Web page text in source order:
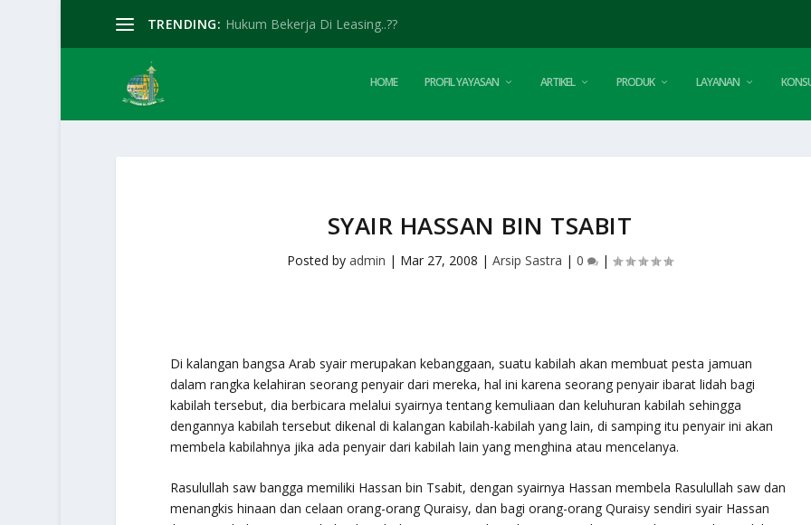
TRENDING: Hukum Bekerja Di Leasing..??
HOME PROFIL YAYASAN ARTIKEL PRODUK LAYANAN
SYAIR HASSAN BIN TSABIT
Posted by admin | Mar 27, 2008 | Arsip Sastra | 0 |
Di kalangan bangsa Arab syair merupakan kebanggaan, suatu kabilah akan membuat pesta jamuan
dalam rangka kelahiran seorang penyair dari mereka, hal ini karena seorang penyair ibarat lidah bagi
kabilah tersebut, dia berbicara melalui syairnya tentang kemuliaan dan keluhuran kabilah sehingga
dengannya kabilah tersebut dikenal di kalangan kabilah-kabilah yang lain, di samping itu penyair ini akan
membela kabilahnya jika ada penyair dari kabilah lain yang menghina atau mencelanya.
Rasulullah saw bangga memiliki Hassan bin Tsabit, dengan syairnya Hassan membela Rasulullah saw dan
menangkis hinaan dan celaan orang-orang Quraisy, dan bagi orang-orang Quraisy sendiri syair Hassan